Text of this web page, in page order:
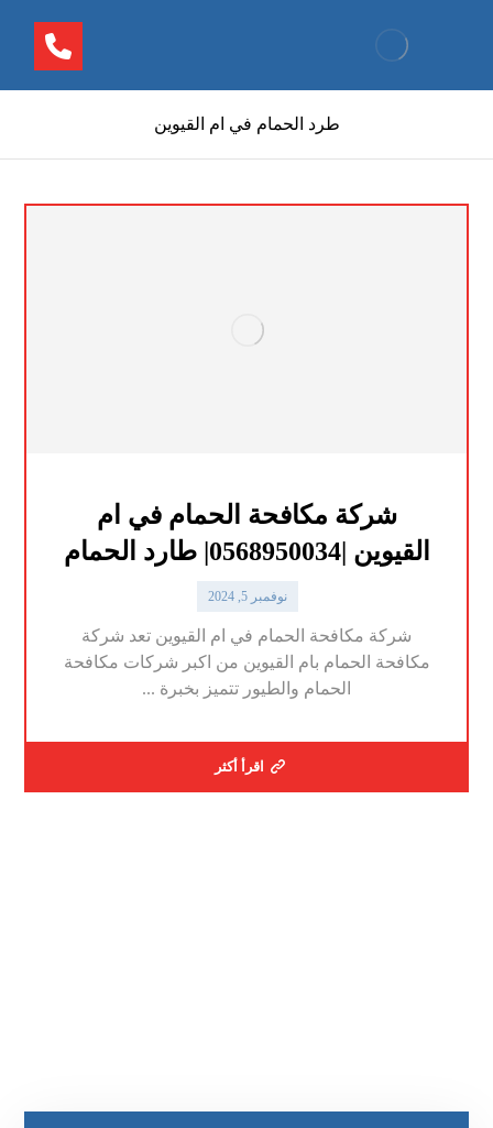
طرد الحمام في ام القيوين
شركة مكافحة الحمام في ام
القيوين |0568950034| طارد الحمام
نوفمبر 5, 2024
شركة مكافحة الحمام في ام القيوين تعد شركة
مكافحة الحمام بام القيوين من اكبر شركات مكافحة
الحمام والطيور تتميز بخبرة ...
اقرأ أكثر